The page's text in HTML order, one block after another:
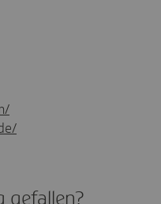
gefal­len?